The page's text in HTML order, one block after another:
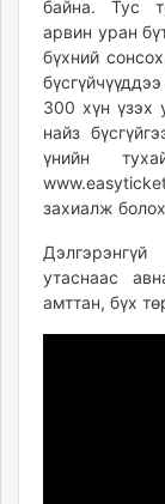
zuv.mn
mminfo.mn
ugluu.mn
urlag.mn
unen.mn
asu.mn
shudarga.mn
unuudur.mn
isee.mn
байна. Тус
арвин уран
бүхний
300 хүн үзэх
найз
үнийн
захиалж
утаснаас
амттан, бүх